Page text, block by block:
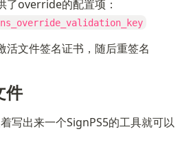
了override的配置项：
活文件签名证书，随后重签名
件
写出来一个SignPS5的工具就可以